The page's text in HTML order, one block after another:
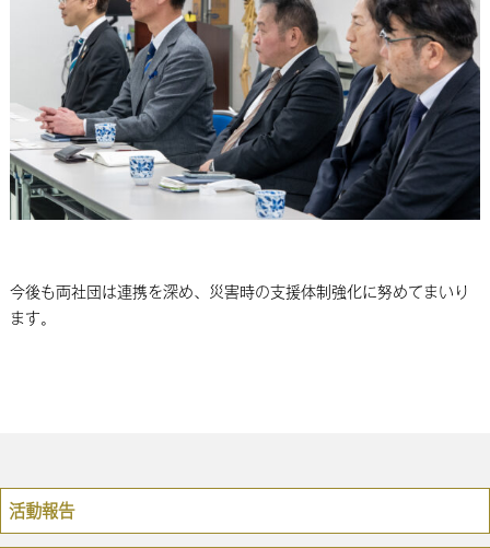
今後も両社団は連携を深め、災害時の支援体制強化に努めてまいり
ます。
活動報告